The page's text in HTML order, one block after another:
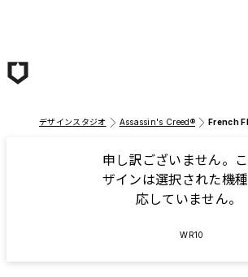
デザインスタジオ Assassin's Creed® French
申し訳ございません。
ザインは選択された機
応していません。
WR10